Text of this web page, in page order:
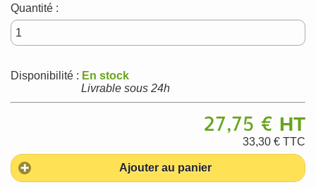
Quantité :
Disponibilité : En stock
Livrable sous 24h
27,75 € HT
33,30 € TTC
Ajouter au panier